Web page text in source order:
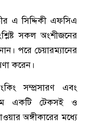
এ সিদ্দিকী এফসিএ
সকল অংশীজনের
পরে চেয়ারম্যানের
করেন।
সম্প্রসারণ এবং
একটি টেকসই ও
অঙ্গীকারের মধ্যে